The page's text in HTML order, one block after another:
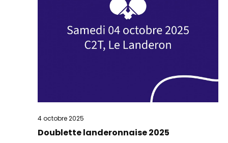
Doublette landeronnaise 2025
4 octobre 2025